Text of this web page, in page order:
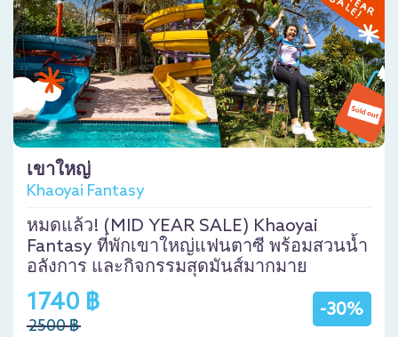
เขาใหญ่
Khaoyai Fantasy
หมดแล้ว! (MID YEAR SALE) Khaoyai
Fantasy ที่พักเขาใหญ่แฟนตาซี พร้อมสวนน้ำ
อลังการ และกิจกรรมสุดมันส์มากมาย
-30%
1740 ฿
2500 ฿